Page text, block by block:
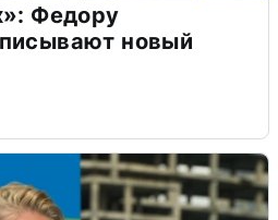
Федору
новый